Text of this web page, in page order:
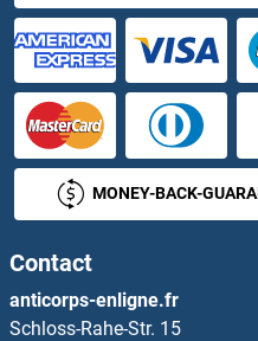
MONEY-BACK-
Contact
anticorps-enligne.fr
Schloss-Rahe-Str. 15